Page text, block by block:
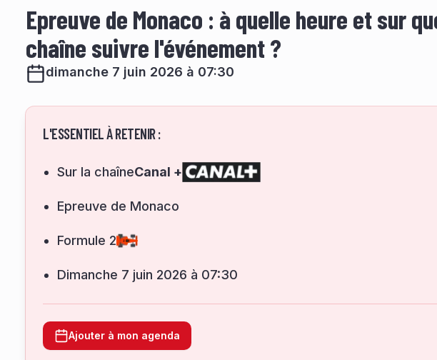
Epreuve de Monaco : à quelle heure et sur
chaîne suivre l'événement ?
dimanche 7 juin 2026 à 07:30
L'ESSENTIEL À RETENIR :
Sur la chaîneCanal +
Epreuve de Monaco
Formule 2
dimanche 7 juin 2026 à 07:30
Ajouter à mon agenda